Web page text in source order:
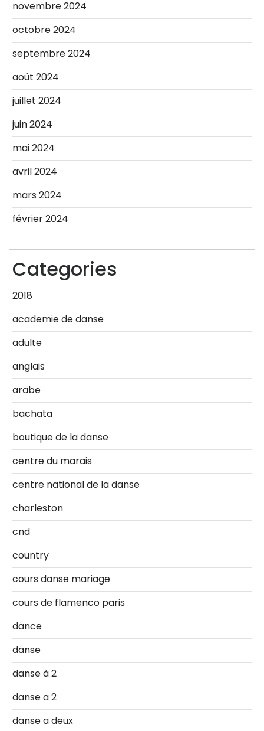
novembre 2024
octobre 2024
septembre 2024
août 2024
juillet 2024
juin 2024
mai 2024
avril 2024
mars 2024
février 2024
Categories
2018
academie de danse
adulte
anglais
arabe
bachata
boutique de la danse
centre du marais
centre national de la danse
charleston
cnd
country
cours danse mariage
cours de flamenco paris
dance
danse
danse à 2
danse a 2
danse a deux